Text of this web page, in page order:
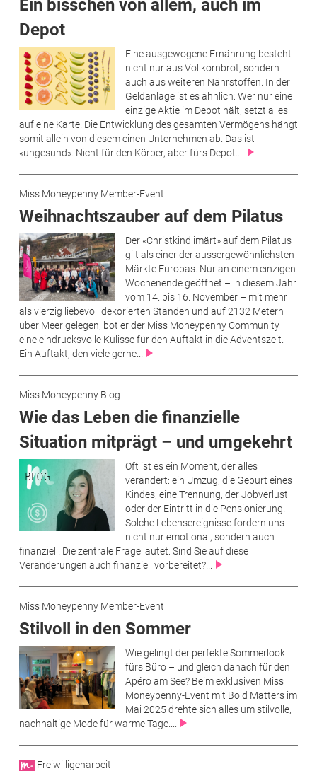
Ein bisschen von allem, auch im
Depot
Eine ausgewogene Ernährung besteht
nicht nur aus Vollkornbrot, sondern
auch aus weiteren Nährstoffen. In der
Geldanlage ist es ähnlich: Wer nur eine
einzige Aktie im Depot hält, setzt alles
auf eine Karte. Die Entwicklung des gesamten Vermögens hängt
somit allein von diesem einen Unternehmen ab. Das ist
«ungesund». Nicht für den Körper, aber fürs Depot....
Miss Moneypenny Member-Event
Weihnachtszauber auf dem Pilatus
Der «Christkindlimärt» auf dem Pilatus
gilt als einer der aussergewöhnlichsten
Märkte Europas. Nur an einem einzigen
Wochenende geöffnet – in diesem Jahr
vom 14. bis 16. November – mit mehr
als vierzig liebevoll dekorierten Ständen und auf 2132 Metern
über Meer gelegen, bot er der Miss Moneypenny Community
eine eindrucksvolle Kulisse für den Auftakt in die Adventszeit.
Ein Auftakt, den viele gerne...
Miss Moneypenny Blog
Wie das Leben die finanzielle
Situation mitprägt – und umgekehrt
Oft ist es ein Moment, der alles
verändert: ein Umzug, die Geburt eines
Kindes, eine Trennung, der Jobverlust
oder der Eintritt in die Pensionierung.
Solche Lebensereignisse fordern uns
nicht nur emotional, sondern auch
finanziell. Die zentrale Frage lautet: Sind Sie auf diese
Veränderungen auch finanziell vorbereitet?...
Miss Moneypenny Member-Event
Stilvoll in den Sommer
Wie gelingt der perfekte Sommerlook
fürs Büro – und gleich danach für den
Apéro am See? Beim exklusiven Miss
Moneypenny-Event mit Bold Matters im
Mai 2025 drehte sich alles um stilvolle,
nachhaltige Mode für warme Tage....
Freiwilligenarbeit